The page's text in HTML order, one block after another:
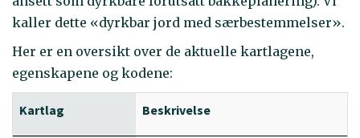
kaller dette «dyrkbar jord med særbestemmelser».
Her er en oversikt over de aktuelle kartlagene,
egenskapene og kodene:
Kartlag Beskrivelse